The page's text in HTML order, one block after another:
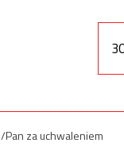
Pan za uchwaleniem